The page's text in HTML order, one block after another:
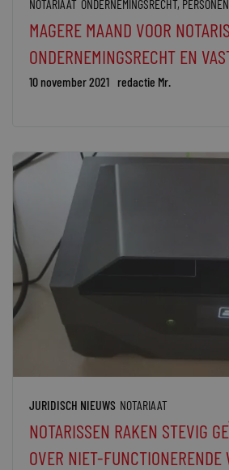
NOTARIAAT ONDERNEMINGSRECHT,
MAGERE MAAND VOOR
ONDERNEMINGSRECHT EN
10 november 2021 redactie Mr.
JURIDISCH NIEUWS NOTARIAAT
NOTARISSEN RAKEN STEVIG
OVER NIET-FUNCTIONERENDE